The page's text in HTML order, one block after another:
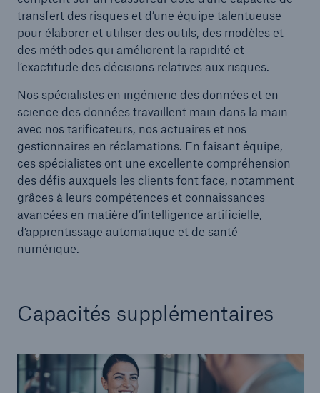
transfert des risques et d’une équipe talentueuse
pour élaborer et utiliser des outils, des modèles et
des méthodes qui améliorent la rapidité et
l’exactitude des décisions relatives aux risques.
Nos spécialistes en ingénierie des données et en
science des données travaillent main dans la main
avec nos tarificateurs, nos actuaires et nos
gestionnaires en réclamations. En faisant équipe,
ces spécialistes ont une excellente compréhension
des défis auxquels les clients font face, notamment
grâces à leurs compétences et connaissances
avancées en matière d’intelligence artificielle,
d’apprentissage automatique et de santé
numérique.
Capacités supplémentaires